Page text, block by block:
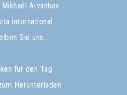
Mikhaël Aïvanhov
international
Sie uns…
für den Tag
Herunterladen